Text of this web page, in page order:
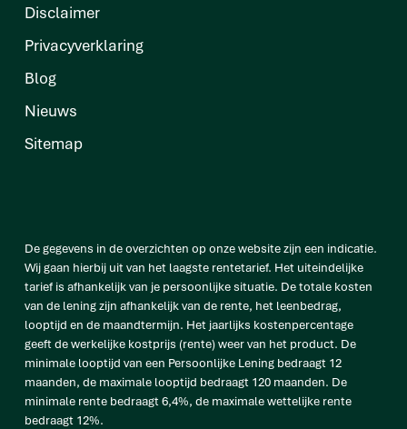
Disclaimer
Privacyverklaring
Blog
Nieuws
Sitemap
De gegevens in de overzichten op onze website zijn een indicatie.
Wij gaan hierbij uit van het laagste rentetarief. Het uiteindelijke
tarief is afhankelijk van je persoonlijke situatie. De totale kosten
van de lening zijn afhankelijk van de rente, het leenbedrag,
looptijd en de maandtermijn. Het jaarlijks kostenpercentage
geeft de werkelijke kostprijs (rente) weer van het product. De
minimale looptijd van een Persoonlijke Lening bedraagt 12
maanden, de maximale looptijd bedraagt 120 maanden. De
minimale rente bedraagt 6,4%, de maximale wettelijke rente
bedraagt 12%.